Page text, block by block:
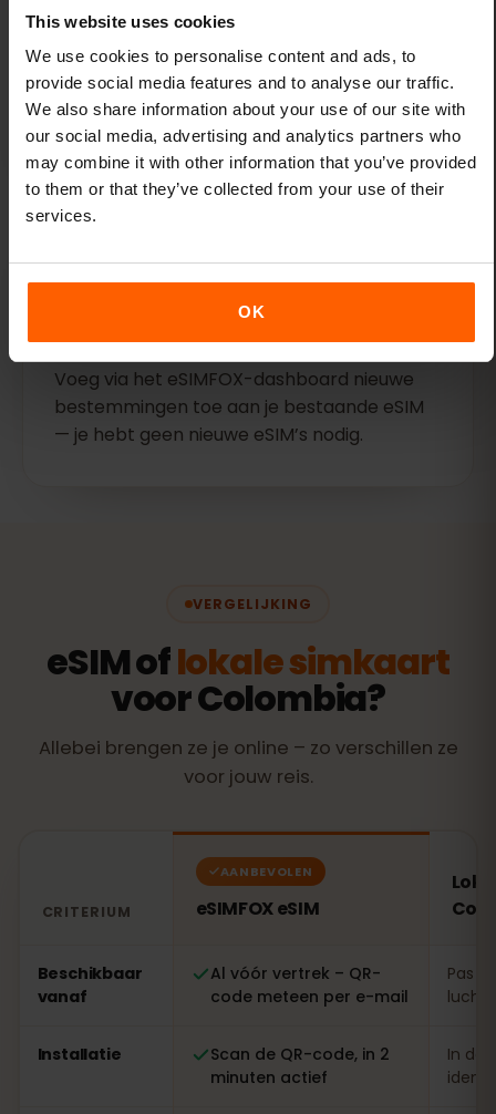
This website uses cookies
We use cookies to personalise content and ads, to
provide social media features and to analyse our traffic.
We also share information about your use of our site with
our social media, advertising and analytics partners who
may combine it with other information that you’ve provided
to them or that they’ve collected from your use of their
services.
OK
Flexibele abonnementen
Kies uit verschillende voordelige data-
abonnementen voor Colombia. Kies precies
zoveel of zo weinig data als je nodig hebt.
Eén eSIM voor al je reizen
Voeg via het eSIMFOX-dashboard nieuwe
bestemmingen toe aan je bestaande eSIM
— je hebt geen nieuwe eSIM’s nodig.
VERGELIJKING
eSIM oflokale simkaart
voor Colombia?
Allebei brengen ze je online – zo verschillen ze
voor jouw reis.
CRITERIUM
AANBEVOLEN
eSIMFOX eSIM
Beschikbaar
vanaf
Al vóór vertrek – QR-
code meteen per e-mail
Pas
Installatie
Scan de QR-code, in 2
minuten actief
In de